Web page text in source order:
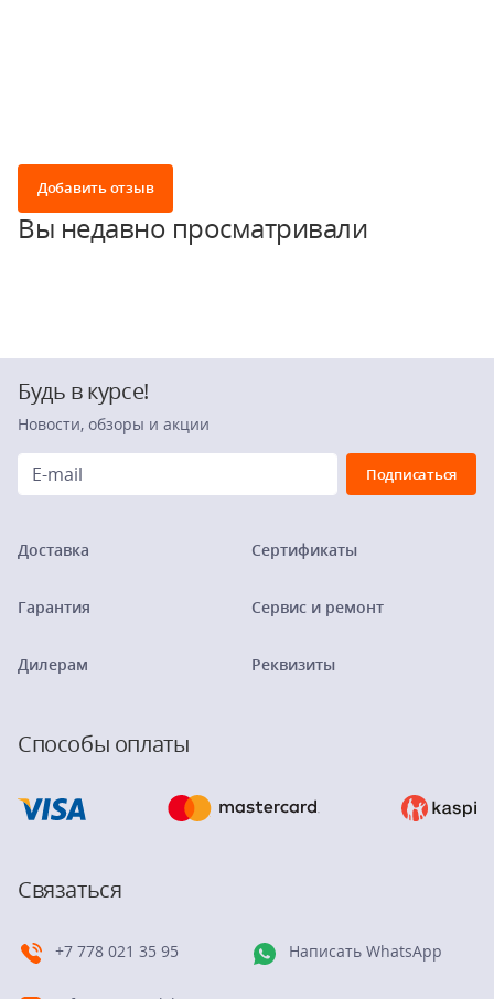
Добавить отзыв
Вы недавно просматривали
Будь в курсе!
Новости, обзоры и акции
Доставка
Гарантия
Дилерам
Сертификаты
Сервис и ремонт
Реквизиты
Способы оплаты
Связаться
+7 778 021 35 95 Написать WhatsApp